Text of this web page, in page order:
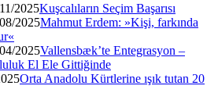
2025Kuşcalıların Seçim Başarısı
2025Mahmut Erdem: »Kişi, farkında
2025Vallensbæk’te Entegrasyon –
El Ele Gittiğinde
Orta Anadolu Kürtlerine ışık tutan 20